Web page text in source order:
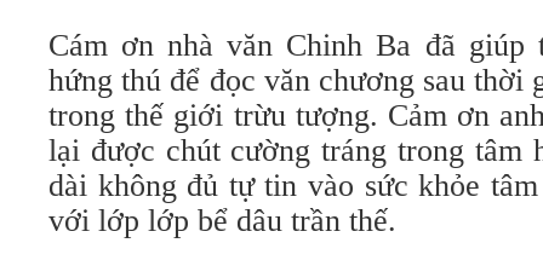
Cám ơn nhà văn Chinh Ba đã
hứng thú để đọc văn chương sau thời
trong thế giới trừu tượng. Cảm ơn
lại được chút cường tráng trong tâm
dài không đủ tự tin vào sức khỏe
với lớp lớp bể dâu trần thế.